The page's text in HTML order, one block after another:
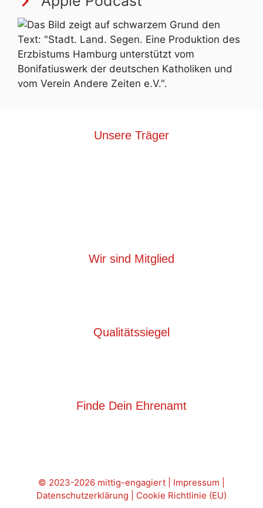
Unsere Träger
Wir sind Mitglied
Qualitätssiegel
Finde Dein Ehrenamt
© 2023-2026 mittig-engagiert | Impressum
Datenschutzerklärung
Cookie Richtlinie (EU)